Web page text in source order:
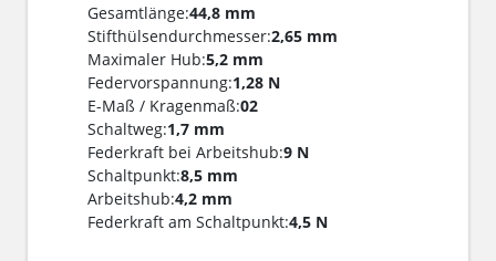
Gesamtlänge:44,8 mm
Stifthülsendurchmesser:2,65 mm
Maximaler Hub:5,2 mm
Federvorspannung:1,28 N
E-Maß / Kragenmaß:02
Schaltweg:1,7 mm
Federkraft bei Arbeitshub:9 N
Schaltpunkt:8,5 mm
Arbeitshub:4,2 mm
Federkraft am Schaltpunkt:4,5 N